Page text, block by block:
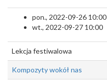
pon., 2022-09-26 10:00
wt., 2022-09-27 10:00
Lekcja festiwalowa
Kompozyty wokół nas